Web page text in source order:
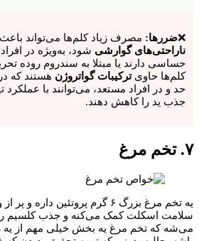
❌ضررها: مصرف زیاد کلم‌ها می‌تواند باعث
ناراحتی‌های گوارشی شود، به‌ویژه در
حساسی دارند یا مبتلا به سندروم روده
کلم‌ها حاویترکیبات گواتروژن هستند که
حد و در افراد مستعد، می‌توانند با عملکرد
جذب ید را کاهش دهند.
۷. تخم مرغ
سلامت اسکلت کمک می‌کنه و جذب کلسیم رو
می‌شه که تخم مرغ یه بخش خیلی مهم از